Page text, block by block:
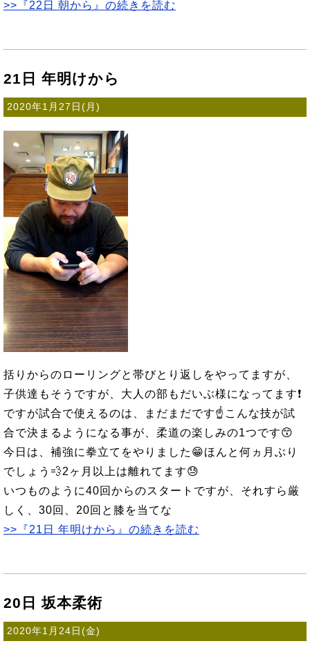
>>『22日 朝から』の続きを読む
21日 年明けから
2020年1月27日(月)
括りからのローリングと帯びとり返しをやってますが、
子供達もそうですが、大人の部もだいぶ様になってます❗
ですが試合で使えるのは、まだまだです☝️こんな技が試
合で決まるようになる事が、柔道の楽しみの1つです😙
今日は、補強に拳立てをやりました😁ほんと何ヵ月ぶり
でしょう💨2ヶ月以上は離れてます😓
いつものように40回からのスタートですが、それすら厳
しく、30回、20回と膝を当てな
>>『21日 年明けから』の続きを読む
20日 坂本柔術
2020年1月24日(金)